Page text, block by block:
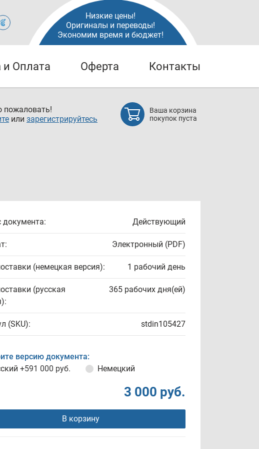
Низкие цены!
Оригиналы и переводы!
Экономим время и бюджет!
Оплата Оферта Контакты
пожаловать!
или зарегистрируйтесь
Ваша корзина
покупок пуста
документа: Действующий
Электронный (PDF)
(немецкая версия): 1 рабочий день
(русская
365 рабочих дня(ей)
(SKU): stdin105427
версию документа:
+591 000 руб. Немецкий
3 000 руб.
В корзину